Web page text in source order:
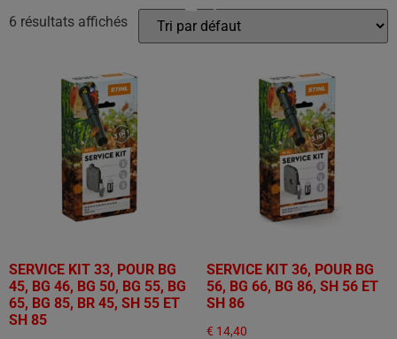
6 résultats affichés
SERVICE KIT 33, POUR BG
45, BG 46, BG 50, BG 55, BG
65, BG 85, BR 45, SH 55 ET
SH 85
SERVICE KIT 36, POUR BG
56, BG 66, BG 86, SH 56 ET
SH 86
€ 14,40